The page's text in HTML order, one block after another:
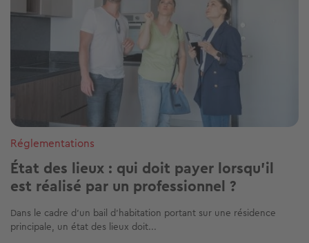
Réglementations
État des lieux : qui doit payer lorsqu’il
est réalisé par un professionnel ?
Dans le cadre d’un bail d’habitation portant sur une résidence
principale, un état des lieux doit...